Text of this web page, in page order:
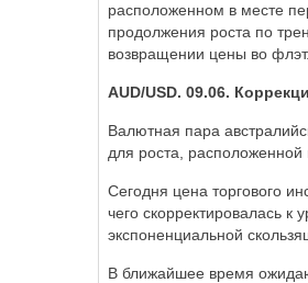
расположенном в месте
продолжения роста по
возвращении цены во флэт.
AUD/USD. 09.06.
Валютная пара
для роста, расположенной
Сегодня цена торгового
чего скорректировалась
экспоненциальной
В ближайшее время